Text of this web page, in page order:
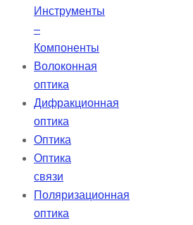
Инструменты
–
Компоненты
Волоконная
оптика
Дифракционная
оптика
Оптика
Оптика
связи
Поляризационная
оптика